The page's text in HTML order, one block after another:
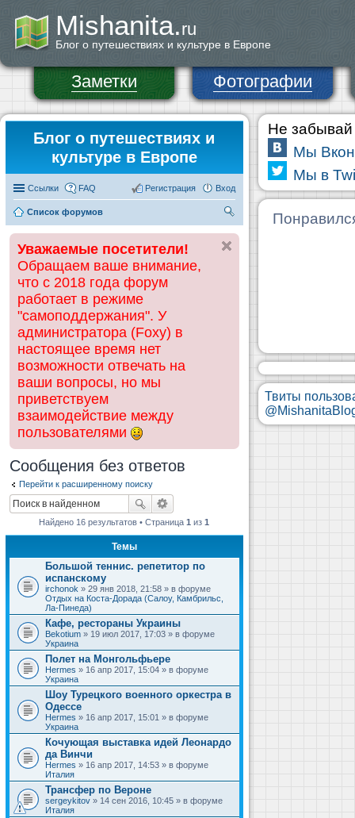
Mishanita.ru
Блог о путешествиях и культуре в Европе
Заметки Фотографии
Блог о путешествиях и
культуре в Европе
Ссылки FAQ Вход
Регистрация
Список форумов
ск
Уважаемые посетители!
Обращаем ваше внимание,
что с 2018 года форум
работает в режиме
"самоподдержания". У
администратора (Foxy) в
настоящее время нет
возможности отвечать на
ваши вопросы, но мы
приветствуем
взаимодействие между
пользователями
Сообщения без ответов
Перейти к расширенному поиску
Найдено 16 результатов • Страница1 из1
Темы
Большой теннис. репетитор по
испанскому
irchonok » 29 янв 2018, 21:58 » в форуме
Отдых на Коста-Дорада (Салоу, Камбрильс,
Ла-Пинеда)
Кафе, рестораны Украины
Bekotium » 19 июл 2017, 17:03 » в форуме
Украина
Полет на Монгольфьере
Hermes » 16 апр 2017, 15:04 » в форуме
Украина
Шоу Турецкого военного оркестра в
Одессе
Hermes » 16 апр 2017, 15:01 » в форуме
Украина
Кочующая выставка идей Леонардо
да Винчи
Hermes » 16 апр 2017, 14:53 » в форуме
Италия
Трансфер по Вероне
sergeykitov » 14 сен 2016, 10:45 » в форуме
Италия
Не забывай
Мы
Мы в
Твиты